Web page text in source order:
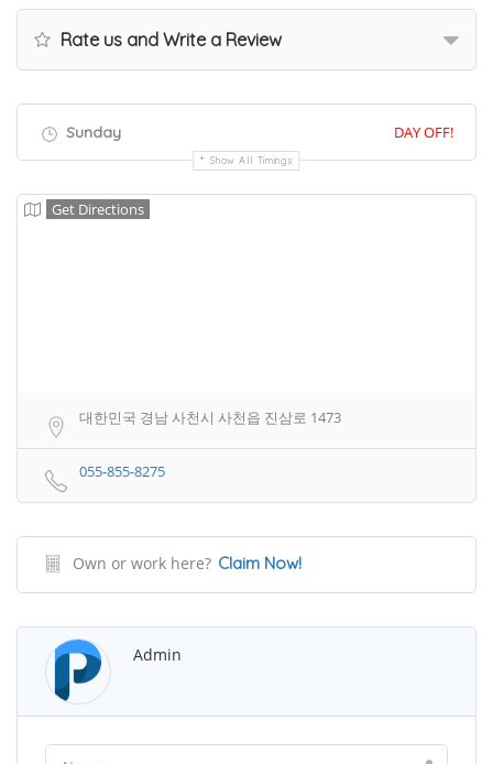
Rate us and Write a Review
Sunday DAY OFF!
Show All Timings
Get Directions
대한민국 경남 사천시 사천읍 진삼로 1473
055-855-8275
Own or work here? Claim Now!
Admin